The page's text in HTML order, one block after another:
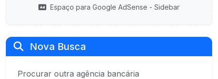
Espaço para Google AdSense - Sidebar
Nova Busca
Procurar outra agência bancária